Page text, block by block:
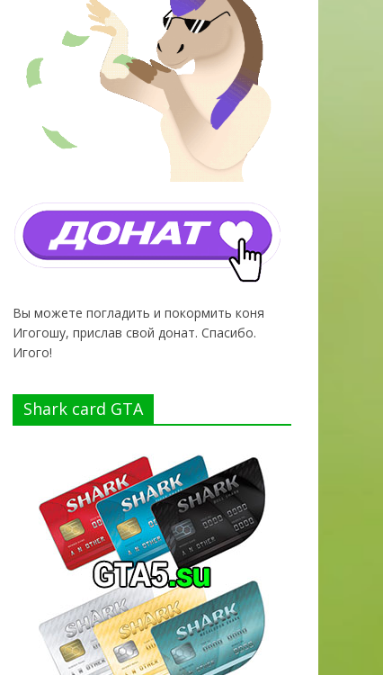
Вы можете погладить и покормить коня
Игогошу, прислав свой донат. Спасибо.
Игого!
Shark card GTA